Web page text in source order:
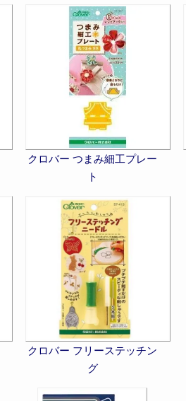
クロバー つまみ細工プレー
ト
クロバー フリーステッチン
グ